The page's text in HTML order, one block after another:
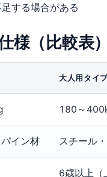
する場合がある
様（比較表
大人用タイ
180～
イン材 スチール
6歳以上（